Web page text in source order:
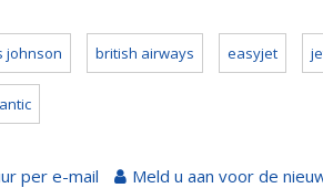
johnson british airways easyjet
per e-mail Meld u aan voor de